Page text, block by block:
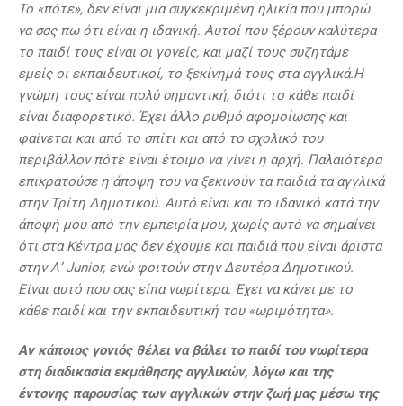
Το «πότε», δεν είναι μια συγκεκριμένη ηλικία που μπορώ
να σας πω ότι είναι η ιδανική. Αυτοί που ξέρουν καλύτερα
το παιδί τους είναι οι γονείς, και μαζί τους συζητάμε
εμείς οι εκπαιδευτικοί, το ξεκίνημά τους στα αγγλικά.Η
γνώμη τους είναι πολύ σημαντική, διότι το κάθε παιδί
είναι διαφορετικό. Έχει άλλο ρυθμό αφομοίωσης και
φαίνεται και από το σπίτι και από το σχολικό του
περιβάλλον πότε είναι έτοιμο να γίνει η αρχή. Παλαιότερα
επικρατούσε η άποψη του να ξεκινούν τα παιδιά τα αγγλικά
στην Τρίτη Δημοτικού. Αυτό είναι και το ιδανικό κατά την
άποψή μου από την εμπειρία μου, χωρίς αυτό να σημαίνει
ότι στα Κέντρα μας δεν έχουμε και παιδιά που είναι άριστα
στην Α’ Junior, ενώ φοιτούν στην Δευτέρα Δημοτικού.
Είναι αυτό που σας είπα νωρίτερα. Έχει να κάνει με το
κάθε παιδί και την εκπαιδευτική του «ωριμότητα».
Αν κάποιος γονιός θέλει να βάλει το παιδί του νωρίτερα
στη διαδικασία εκμάθησης αγγλικών, λόγω και της
έντονης παρουσίας των αγγλικών στην ζωή μας μέσω της